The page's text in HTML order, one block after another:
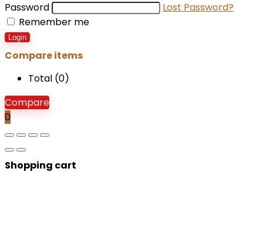
Password
Lost Password?
Remember me
Login
Compare items
Total (0)
Compare
0
Shopping cart